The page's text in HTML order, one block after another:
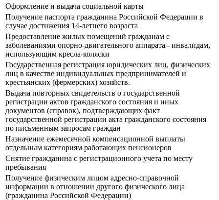
Оформление и выдача социальной карты
Получение паспорта гражданина Российской Федерации в
случае достижения 14-летнего возраста
Предоставление жилых помещений гражданам с
заболеваниями опорно-двигательного аппарата - инвалидам,
использующим кресла-коляски
Государственная регистрация юридических лиц, физических
лиц в качестве индивидуальных предпринимателей и
крестьянских (фермерских) хозяйств.
Выдача повторных свидетельств о государственной
регистрации актов гражданского состояния и иных
документов (справок), подтверждающих факт
государственной регистрации акта гражданского состояния
по письменным запросам граждан
Назначение ежемесячной компенсационной выплаты
отдельным категориям работающих пенсионеров
Снятие гражданина с регистрационного учета по месту
пребывания
Получение физическим лицом адресно-справочной
информации в отношении другого физического лица
(гражданина Российской Федерации)